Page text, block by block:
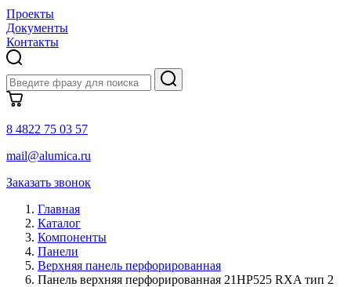
Проекты
Документы
Контакты
8 4822 75 03 57
mail@alumica.ru
Заказать звонок
Главная
Каталог
Компоненты
Панели
Верхняя панель перфорированная
Панель верхняя перфорированная 21HP525 RXA тип 2